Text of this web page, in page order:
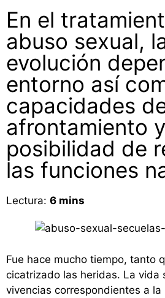
En el
abuso sexual,
evolución
entorno así
capacidades
afrontamiento
posibilidad de
las funciones
Lectura: 6 mins
Fue hace mucho tiempo, tanto
cicatrizado las heridas. La vida
vivencias correspondientes a